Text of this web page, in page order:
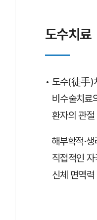
도수치료
• 도수(徒手)
비수술치료
환자의 관
해부학적·
직접적인
신체 면역